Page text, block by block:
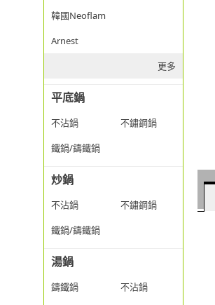
韓國Neoflam
Arnest
更多
平底鍋
不沾鍋
不鏽鋼鍋
鐵鍋/鑄鐵鍋
炒鍋
不沾鍋
不鏽鋼鍋
鐵鍋/鑄鐵鍋
湯鍋
鑄鐵鍋
不沾鍋